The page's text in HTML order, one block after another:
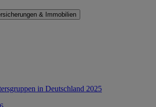
& Immobilien
in Deutschland 2025